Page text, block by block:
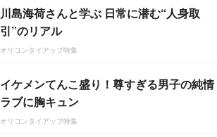
川島海荷さんと学ぶ 日常に潜む“人身取
引”のリアル
オリコンタイアップ特集
イケメンてんこ盛り！尊すぎる男子の純情
ラブに胸キュン
オリコンタイアップ特集